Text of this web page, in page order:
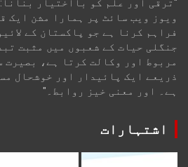
"ترقی اور علم کو بااختیار
ویوز ویب سائٹ پر ہمارا مشن ایک
فراہم کرنا ہے جو پاکستان کے
جنگلی حیات کے شعبوں میں مثبت
مربوط اور وکالت کرتا ہے، بصیرت
ذریعے ایک پائیدار اور خوشحال
ہے۔ اور معنی خیز روابط۔"
اشتہارات